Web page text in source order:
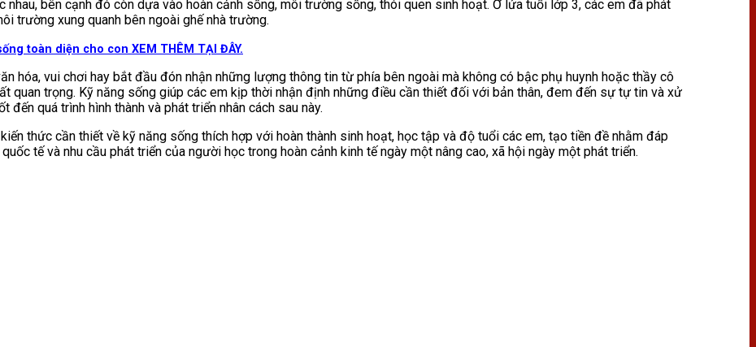
nhau, bên cạnh đó còn dựa vào hoàn cảnh sống, môi trường sống, thói quen sinh hoạt. Ở lứa tuổi lớp 3, các em đã phát
trường xung quanh bên ngoài ghế nhà trường.
toàn diện cho con XEM THÊM TẠI ĐÂY.
hóa, vui chơi hay bắt đầu đón nhận những lượng thông tin từ phía bên ngoài mà không có bậc phụ huynh hoặc thầy cô
quan trọng. Kỹ năng sống giúp các em kịp thời nhận định những điều cần thiết đối với bản thân, đem đến sự tự tin và xử
quá trình hình thành và phát triển nhân cách sau này.
thức cần thiết về kỹ năng sống thích hợp với hoàn thành sinh hoạt, học tập và độ tuổi các em, tạo tiền đề nhằm đáp
tế và nhu cầu phát triển của người học trong hoàn cảnh kinh tế ngày một nâng cao, xã hội ngày một phát triển.